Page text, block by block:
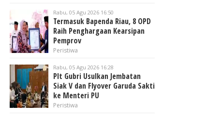
Rabu, 05 Agu 2026 16:50
Termasuk Bapenda Riau, 8 OPD
Raih Penghargaan Kearsipan
Pemprov
Peristiwa
Rabu, 05 Agu 2026 16:28
Plt Gubri Usulkan Jembatan
Siak V dan Flyover Garuda Sakti
ke Menteri PU
Peristiwa